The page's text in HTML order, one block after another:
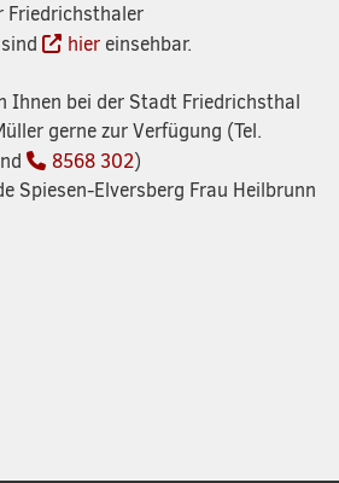
Friedrichsthaler
hiereinsehbar.
Ihnen bei der Stadt Friedrichsthal
gerne zur Verfügung (Tel.
8568 302)
Spiesen-Elversberg Frau Heilbrunn